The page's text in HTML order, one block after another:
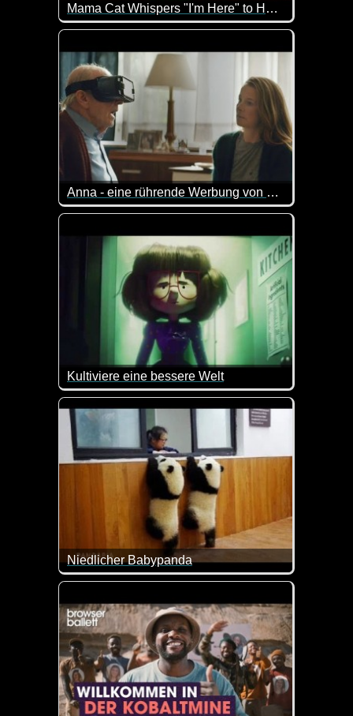
Mama Cat Whispers "I'm Here" to Her Shivering Little Kitten
Wenn das kein herziges KI-Video ist. Einfach lieb
Anna - eine rührende Werbung von SATURN
Was er sieht, verändert seine Welt. Und damit
Kultiviere eine bessere Welt
Ein süßer Kurzfilm mit toller Botschaft!
Niedlicher Babypanda
Es macht einfach Spaß, diesem kleinen Panda-